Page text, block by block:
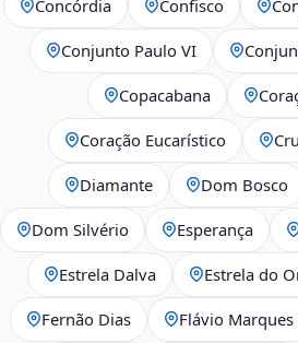
Concórdia Confisco
Conjunto Paulo VI
Copacabana
Coração Eucarístico
Diamante Dom Bosco
Dom Silvério Esperança
Estrela Dalva Estrela do
Fernão Dias Flávio Marques